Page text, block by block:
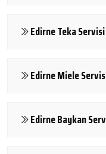
Edirne Teka Servisi
Edirne Miele
Edirne Baykan